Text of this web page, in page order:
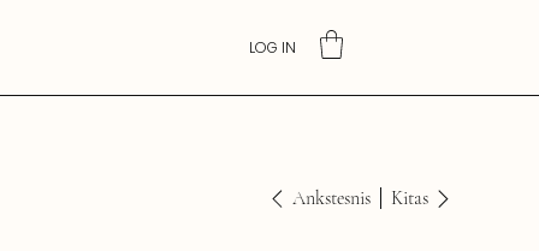
LOG IN
Ankstesnis Kitas